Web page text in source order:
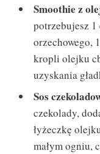
Smoothie z
potrzebujesz 1
orzechowego,
kropli olejku
uzyskania
Sos
czekolady,
łyżeczkę
małym ogniu,